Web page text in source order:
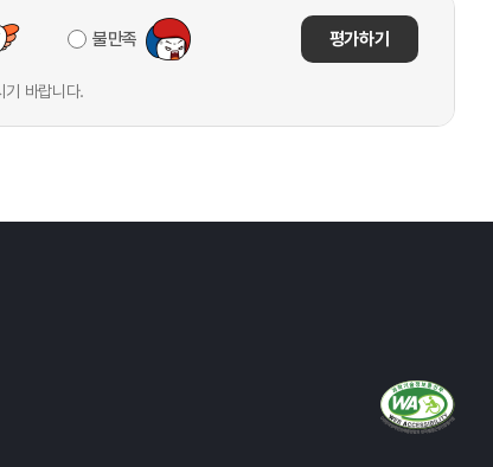
불만족 평가하기
기 바랍니다.